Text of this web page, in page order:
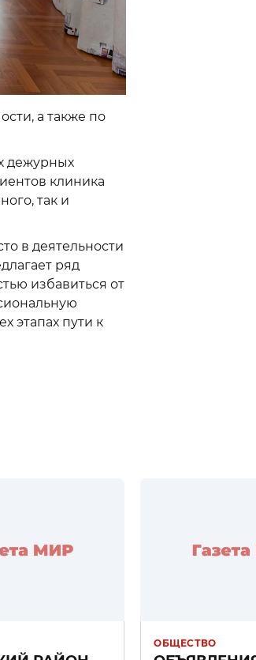
а также по
дежурных
клиника
так и
в деятельности
ряд
избавиться от
этапах пути к
ОБЩЕСТВО